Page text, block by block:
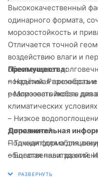
Высококачественный
одинарного формата,
морозостойкость и
Отличается точной
воздействию влаги и
обеспечивает
покрытий.
реализовать любые
Преимущества:
– Надёжная прочность и
– Морозостойкость для
климатических условиях
– Низкое
загрязнений
– Точная форма для
– Богатая палитра
Дополнительная
Подходит для
общественных зданий.